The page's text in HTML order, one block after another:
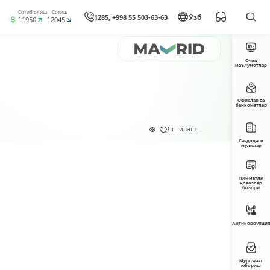
Сотиб олиш
11950
Сотиш
12045 1285, +998 55 503-63-63 Ўзб
... Янгилаш: ...
Очиқ
маълумотлар
Офислар ва
банкоматлар
Савдодаги
мулклар
Қимматли
қоғозлар
бозори
Антикоррупция
Мурожаат
юбориш